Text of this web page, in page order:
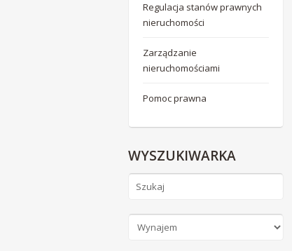
Regulacja stanów prawnych
nieruchomości
Zarządzanie
nieruchomościami
Pomoc prawna
WYSZUKIWARKA